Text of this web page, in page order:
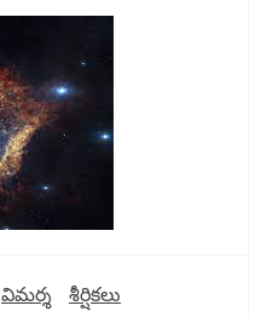
విమర్శ శీర్షికలు